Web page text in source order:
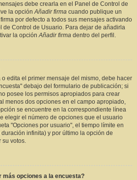
debe crearla en el Panel de Control de
la opciónAñadir firma cuando publique un
por defecto a todos sus mensajes activando
de Control de Usuario. Para dejar de añadirla
la opciónAñadir firma dentro del perfil.
edita el primer mensaje del mismo, debe hacer
debajo del formulario de publicación; si
posee los permisos apropiados para crear
menos dos opciones en el campo apropiado,
se encuentre en la correspondiente línea
elegir el número de opciones que el usuario
"Opciones por usuario", el tiempo límite en
infinita) y por último la opción de
su votos.
más opciones a la encuesta?